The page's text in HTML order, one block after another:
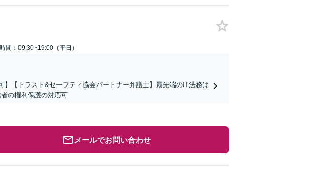
間：09:30~19:00（平日）
】【トラスト&セーフティ協会パートナー弁護士】最先端のIT法務は
の権利保護の対応可
メールでお問い合わせ